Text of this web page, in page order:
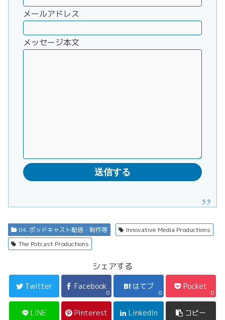
メールアドレス
メッセージ本文
04. ポッドキャスト配信・制作等
Innovative Media Productions
The Potcast Productions
シェアする
Twitter Facebook
0
はてブ
0
Pocket
0
LINE Pinterest LinkedIn コピー